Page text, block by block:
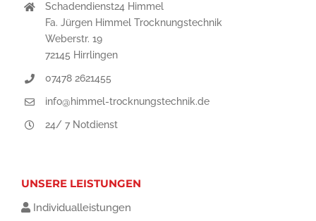
Schadendienst24 Himmel
Fa. Jürgen Himmel Trocknungstechnik
Weberstr. 19
72145 Hirrlingen
07478 2621455
info@himmel-trocknungstechnik.de
24/ 7 Notdienst
UNSERE LEISTUNGEN
Individualleistungen